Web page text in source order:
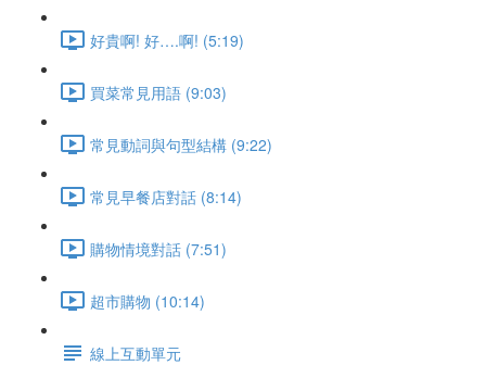
好貴啊! 好….啊! (5:19)
買菜常見用語 (9:03)
常見動詞與句型結構 (9:22)
常見早餐店對話 (8:14)
購物情境對話 (7:51)
超市購物 (10:14)
線上互動單元